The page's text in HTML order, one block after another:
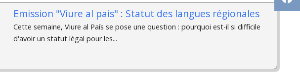
Emission "Viure al pais" : Statut des langues régionales
Cette semaine, Viure al País se pose une question : pourquoi est-il si difficile
d'avoir un statut légal pour les...